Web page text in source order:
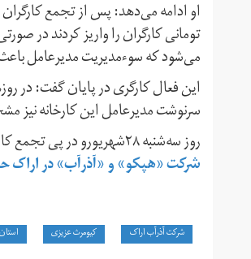
تومانی کارگران را واریز کردند در
می‌شود که سوءمدیریت مدیرعامل
این فعال کارگری در پایان گفت: در
سرنوشت مدیرعامل این کارخانه
روز سه‌شنبه ۲۸شهریورو در پی تجمع کارگران شرکت آذرآب و هپکو در اراک،
شرکت «هپکو» و «آذرآب» در اراک
شرکت آذرآب اراک کیومرث عزیزی